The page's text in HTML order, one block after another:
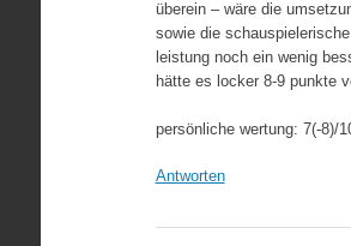
überein – wäre die
sowie die schauspielerische
leistung noch ein wenig
hätte es locker 8-9 punkte
persönliche wertung: 7(-8)/
Antworten